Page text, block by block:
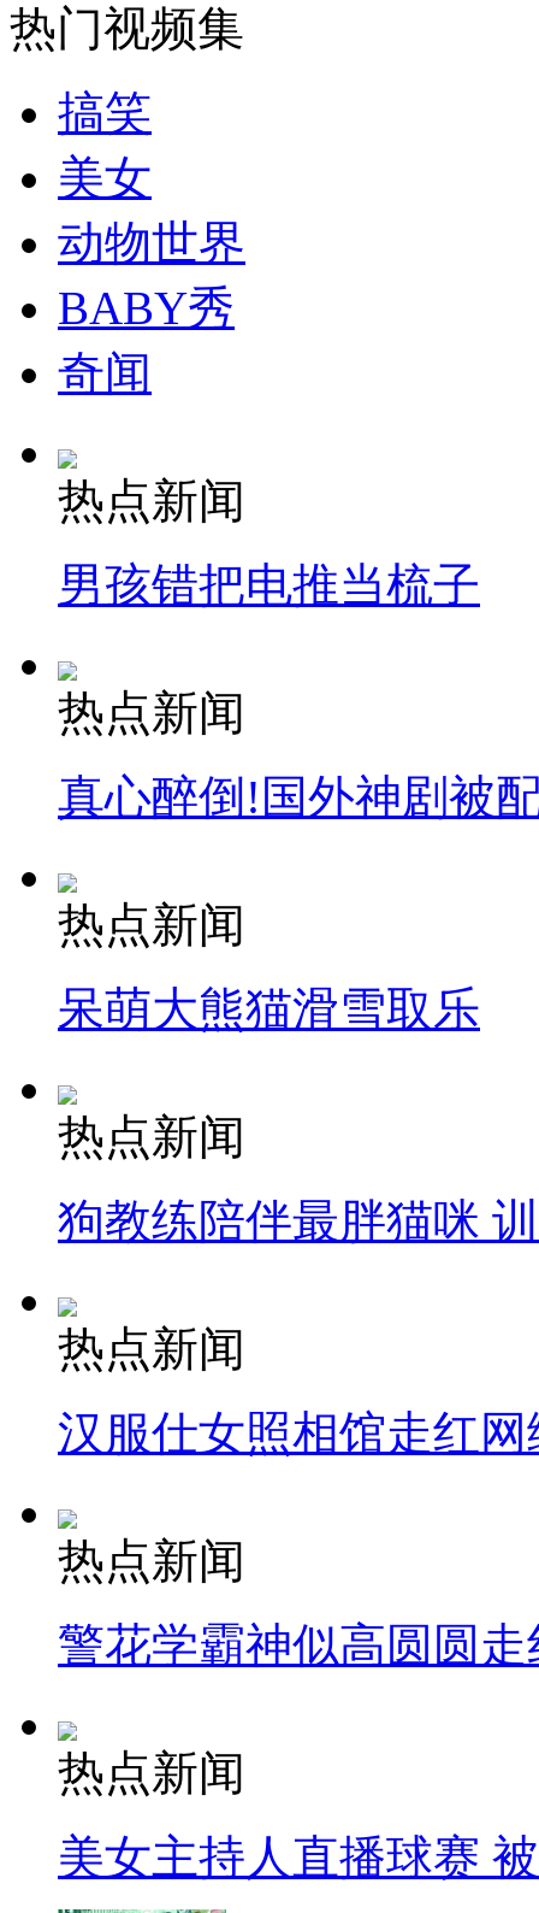
外交部：有关国家言论片面不公正
安徽一实载49人客车翻车
走！跟着总书记去植树
消防员救轻生者 花炮节热闹非凡 减压"枕头大战"
纽约上演“枕头大战”
司机酒驾遇交警 急速倒车逃窜
热门视频集
搞笑
美女
动物世界
BABY秀
奇闻
热点新闻
男孩错把电推当梳子
热点新闻
真心醉倒!国外神剧被
热点新闻
呆萌大熊猫滑雪取乐
热点新闻
狗教练陪伴最胖猫咪
热点新闻
汉服仕女照相馆走红网
热点新闻
警花学霸神似高圆圆走
热点新闻
美女主持人直播球赛